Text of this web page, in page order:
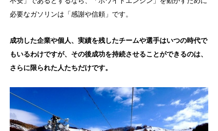
必要なガソリンは「感謝や信頼」です。
成功した企業や個人、実績を残したチームや選手はいつの時代で
もいるわけですが、その後成功を持続させることができるのは、
さらに限られた人たちだけです。